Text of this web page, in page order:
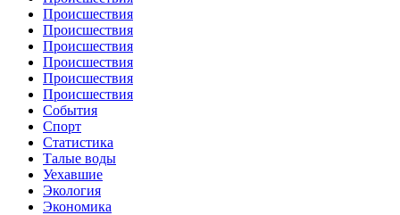
Происшествия
Происшествия
Происшествия
Происшествия
Происшествия
Происшествия
События
Спорт
Статистика
Талые воды
Уехавшие
Экология
Экономика